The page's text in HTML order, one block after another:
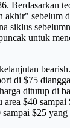
Berdasarkan
akhir" sebelum
siklus
untuk
di $75
ditutup di
$40 sampai
$25 yang